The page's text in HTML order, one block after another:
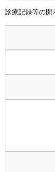
診療記録等の開